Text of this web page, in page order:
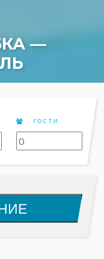
НА
ГОСТИ